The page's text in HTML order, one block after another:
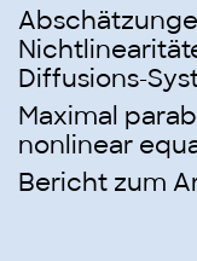
Diffusions-
Maximal
nonlinear
Bericht zum